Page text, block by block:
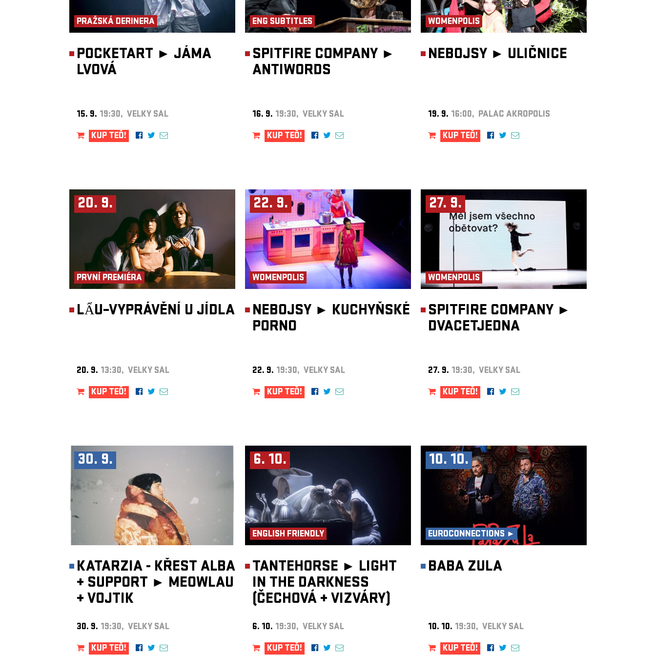
PRAŽSKÁ DERINERA
POCKETART ► JÁMA
LVOVÁ
15. 9. 19:30, VELKÝ SÁL
KUP TEĎ!
ENG SUBTITLES
SPITFIRE COMPANY ►
ANTIWORDS
16. 9. 19:30, VELKÝ SÁL
KUP TEĎ!
WOMENPOLIS
NEBOJSY ► ULIČNICE
19. 9. 16:00, PALÁC AKROPOLIS
KUP TEĎ!
20. 9.
PRVNÍ PREMIÉRA
LẨU–VYPRÁVĚNÍ U JÍDLA
20. 9. 13:30, VELKÝ SÁL
KUP TEĎ!
22. 9.
WOMENPOLIS
NEBOJSY ► KUCHYŇSKÉ
PORNO
22. 9. 19:30, VELKÝ SÁL
KUP TEĎ!
27. 9.
WOMENPOLIS
SPITFIRE COMPANY ►
DVACETJEDNA
27. 9. 19:30, VELKÝ SÁL
KUP TEĎ!
30. 9.
KATARZIA - KŘEST ALBA
+ SUPPORT ► MEOWLAU
+ VOJTIK
30. 9. 19:30, VELKÝ SÁL
KUP TEĎ!
6. 10.
ENGLISH FRIENDLY
TANTEHORSE ► LIGHT
IN THE DARKNESS
(ČECHOVÁ + VIZVÁRY)
6. 10. 19:30, VELKÝ SÁL
KUP TEĎ!
10. 10.
EUROCONNECTIONS ►
BABA ZULA
10. 10. 19:30, VELKÝ SÁL
KUP TEĎ!